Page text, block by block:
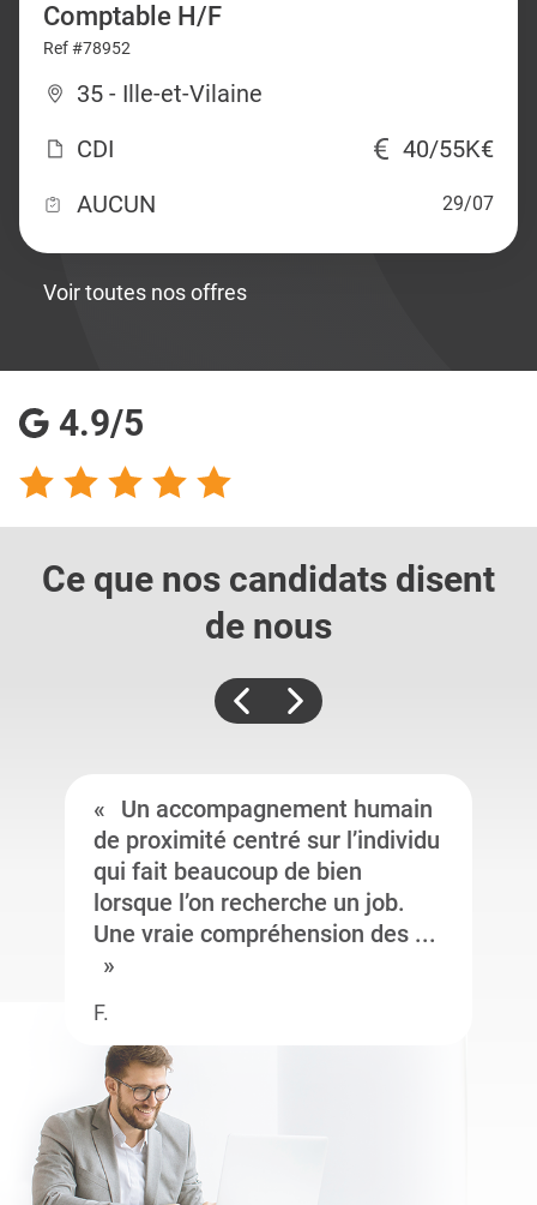
Comptable H/F
Ref #78952
35 - Ille-et-Vilaine
CDI
40/55K€
AUCUN
29/07
Voir toutes nos offres
4.9/5
Ce que nos candidats disent
de nous
Un accompagnement humain
de proximité centré sur l’individu
qui fait beaucoup de bien
lorsque l’on recherche un job.
Une vraie compréhension des ...
F.